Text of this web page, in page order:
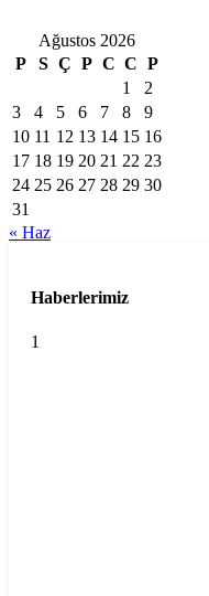
Ağustos 2026
P
S Ç P C C P
1
2
3
4 5 6 7 8
9
10 11 12 13 14 15 16
17 18 19 20 21 22 23
24 25 26 27 28 29 30
31
« Haz
Haberlerimiz
1